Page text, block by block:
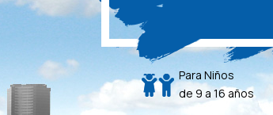
Para Niños
de 9 a 16 años